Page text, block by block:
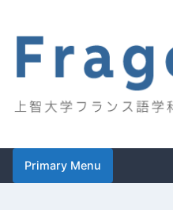
content
Frago95
Primary Menu